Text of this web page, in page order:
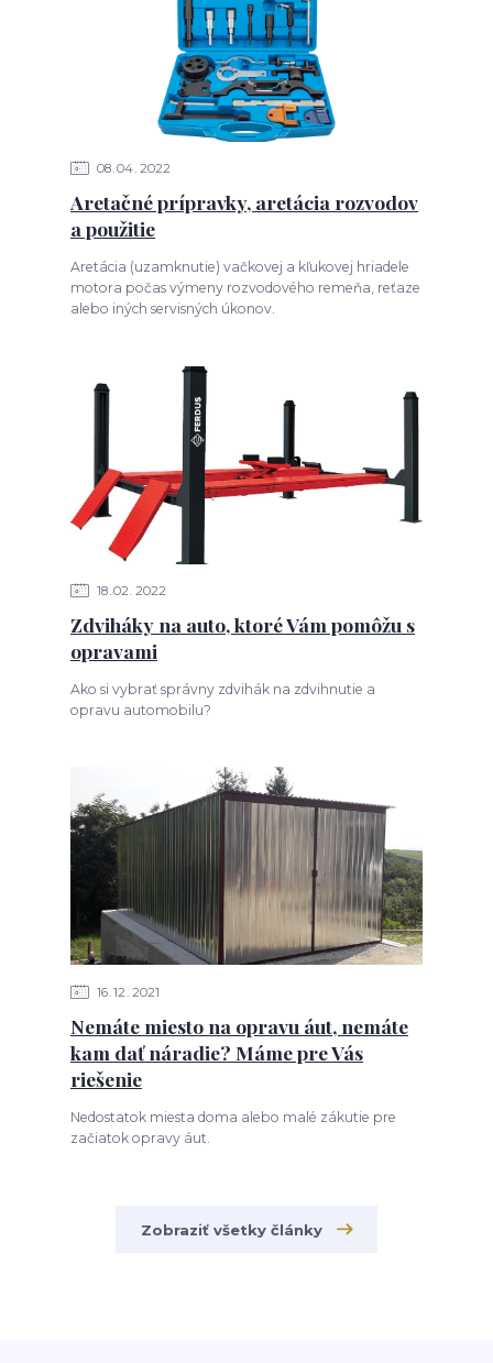
08 04 2022
Aretačné prípravky, aretácia rozvodov
a použitie
Aretácia (uzamknutie) vačkovej a kľukovej hriadele
motora počas výmeny rozvodového remeňa, reťaze
alebo iných servisných úkonov.
18 02 2022
Zdviháky na auto, ktoré Vám pomôžu s
opravami
Ako si vybrať správny zdvihák na zdvihnutie a
opravu automobilu?
16 12 2021
Nemáte miesto na opravu áut, nemáte
kam dať náradie? Máme pre Vás
riešenie
Nedostatok miesta doma alebo malé zákutie pre
začiatok opravy áut.
Zobraziť všetky články